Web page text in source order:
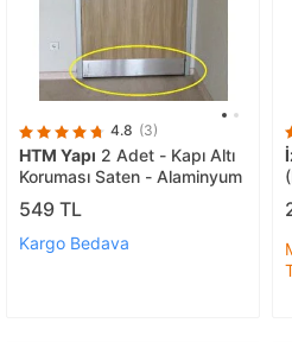
4.8 (3)
HTM Yapı 2 Adet - Kapı Altı
Koruması Saten - Alaminyum
549 TL
Kargo Bedava